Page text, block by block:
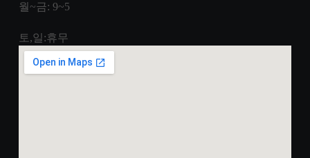
월~금: 9~5
토,일:휴무